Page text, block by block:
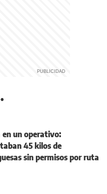
en un operativo:
45 kilos de
sin permisos por ruta